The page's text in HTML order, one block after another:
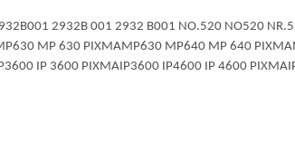
2932B 001 2932 B001 NO.520 NO520
MP 630 PIXMAMP630 MP640 MP 640
IP 3600 PIXMAIP3600 IP4600 IP 4600